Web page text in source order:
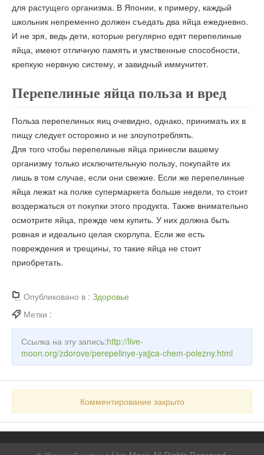
для растущего организма. В Японии, к примеру, каждый
школьник непременно должен съедать два яйца ежедневно.
И не зря, ведь дети, которые регулярно едят перепелиные
яйца, имеют отличную память и умственные способности,
крепкую нервную систему, и завидный иммунитет.
Перепелиные яйца польза и вред
Польза перепелиных яиц очевидно, однако, принимать их в
пищу следует осторожно и не злоупотреблять.
Для того чтобы перепелиные яйца принесли вашему
организму только исключительную пользу, покупайте их
лишь в том случае, если они свежие. Если же перепелиные
яйца лежат на полке супермаркета больше недели, то стоит
воздержаться от покупки этого продукта. Также внимательно
осмотрите яйца, прежде чем купить. У них должна быть
ровная и идеально целая скорлупа. Если же есть
повреждения и трещины, то такие яйца не стоит
приобретать.
Опубликовано в : Здоровье
Метки :
Ссылка на эту запись:http://live-
moon.org/zdorove/perepelinye-yajjca-chem-polezny.html
Комментирование закрыто